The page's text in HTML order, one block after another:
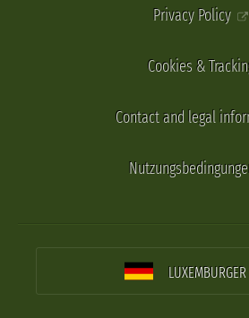
Privacy Policy
Cookies &
Contact and legal